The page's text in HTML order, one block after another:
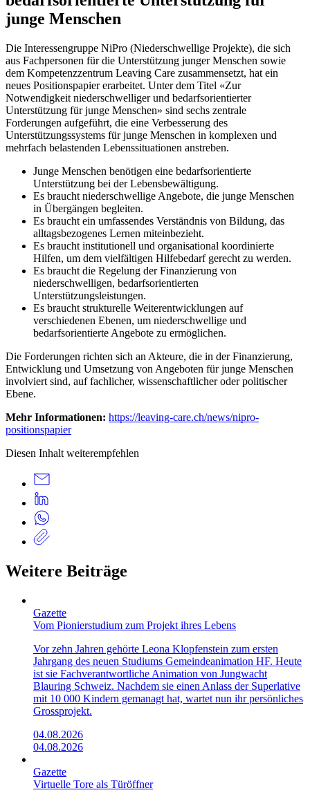
junge Menschen
Die Interessengruppe NiPro (Niederschwellige Projekte), die sich
aus Fachpersonen für die Unterstützung junger Menschen sowie
dem Kompetenzzentrum Leaving Care zusammensetzt, hat ein
neues Positionspapier erarbeitet. Unter dem Titel «Zur
Notwendigkeit niederschwelliger und bedarfsorientierter
Unterstützung für junge Menschen» sind sechs zentrale
Forderungen aufgeführt, die eine Verbesserung des
Unterstützungssystems für junge Menschen in komplexen und
mehrfach belastenden Lebenssituationen anstreben.
Junge Menschen benötigen eine bedarfsorientierte
Unterstützung bei der Lebensbewältigung.
Es braucht niederschwellige Angebote, die junge Menschen
in Übergängen begleiten.
Es braucht ein umfassendes Verständnis von Bildung, das
alltagsbezogenes Lernen miteinbezieht.
Es braucht institutionell und organisational koordinierte
Hilfen, um dem vielfältigen Hilfebedarf gerecht zu werden.
Es braucht die Regelung der Finanzierung von
niederschwelligen, bedarfsorientierten
Unterstützungsleistungen.
Es braucht strukturelle Weiterentwicklungen auf
verschiedenen Ebenen, um niederschwellige und
bedarfsorientierte Angebote zu ermöglichen.
Die Forderungen richten sich an Akteure, die in der Finanzierung,
Entwicklung und Umsetzung von Angeboten für junge Menschen
involviert sind, auf fachlicher, wissenschaftlicher oder politischer
Ebene.
Mehr Informationen: https://leaving-care.ch/news/nipro-
positionspapier
Diesen Inhalt weiterempfehlen
Weitere Beiträge
Gazette
Vom Pionierstudium zum Projekt ihres Lebens
Vor zehn Jahren gehörte Leona Klopfenstein zum ersten
Jahrgang des neuen Studiums Gemeindeanimation HF. Heute
ist sie Fachverantwortliche Animation von Jungwacht
Blauring Schweiz. Nachdem sie einen Anlass der Superlative
mit 10 000 Kindern gemanagt hat, wartet nun ihr persönliches
Grossprojekt.
04.08.2026
04.08.2026
Gazette
Virtuelle Tore als Türöffner